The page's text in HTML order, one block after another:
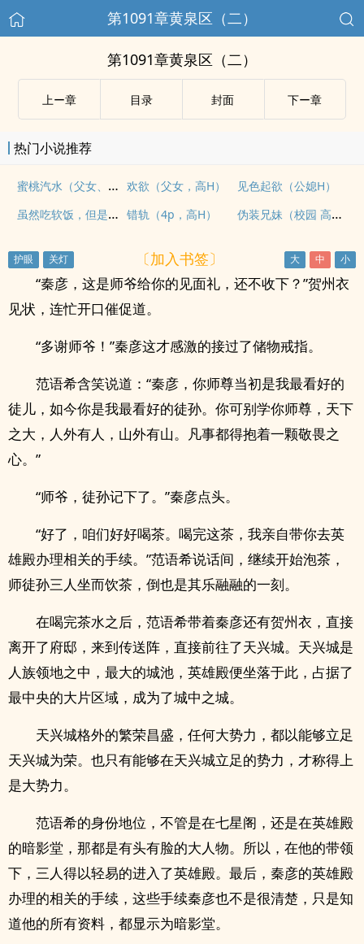
第1091章黄泉区（二）
第1091章黄泉区（二）
上ー章 目录 封面 下ー章
热门小说推荐
蜜桃汽水（父女、甜h） 欢欲（父女，高H） 见色起欲（公媳H）
虽然吃软饭，但是老实人(女尊bg) 错轨（4p，高H） 伪装兄妹（校园 高H）
〔加入书签〕
“秦彦，这是师爷给你的见面礼，还不收下？”贺州衣
见状，连忙开口催促道。
“多谢师爷！”秦彦这才感激的接过了储物戒指。
范语希含笑说道：“秦彦，你师尊当初是我最看好的
徒儿，如今你是我最看好的徒孙。你可别学你师尊，天下
之大，人外有人，山外有山。凡事都得抱着一颗敬畏之
心。”
“师爷，徒孙记下了。”秦彦点头。
“好了，咱们好好喝茶。喝完这茶，我亲自带你去英
雄殿办理相关的手续。”范语希说话间，继续开始泡茶，
师徒孙三人坐而饮茶，倒也是其乐融融的一刻。
在喝完茶水之后，范语希带着秦彦还有贺州衣，直接
离开了府邸，来到传送阵，直接前往了天兴城。天兴城是
人族领地之中，最大的城池，英雄殿便坐落于此，占据了
最中央的大片区域，成为了城中之城。
天兴城格外的繁荣昌盛，任何大势力，都以能够立足
天兴城为荣。也只有能够在天兴城立足的势力，才称得上
是大势力。
范语希的身份地位，不管是在七星阁，还是在英雄殿
的暗影堂，那都是有头有脸的大人物。所以，在他的带领
下，三人得以轻易的进入了英雄殿。最后，秦彦的英雄殿
办理的相关的手续，这些手续秦彦也不是很清楚，只是知
道他的所有资料，都显示为暗影堂。